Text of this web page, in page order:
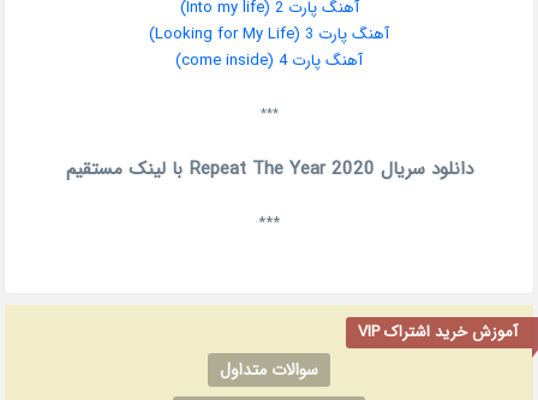
آهنگ پارت 2 (Into my life)
آهنگ پارت 3 (Looking for My Life)
آهنگ پارت 4 (come inside)
***
دانلود سریال Repeat The Year 2020 با لینک مستقیم
***
آموزش خرید اشتراک VIP
سوالات متداول